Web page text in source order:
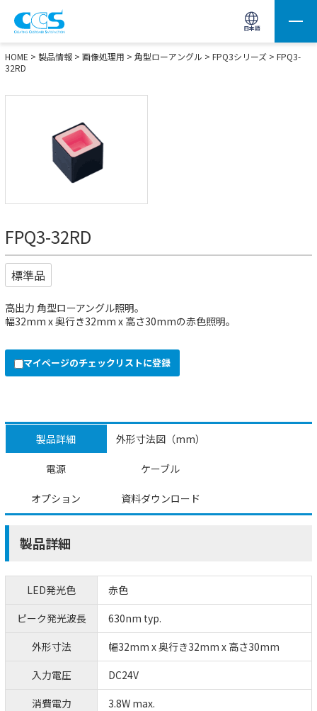
日本語
画像処理用の製品検索 サイト内検索(Enterで実行)
HOME > 製品情報 > 画像処理用 > 角型ローアングル > FPQ3シリーズ > FPQ3-
32RD
FPQ3-32RD
標準品
高出力 角型ローアングル照明。
幅32mm x 奥行き32mm x 高さ30mmの赤色照明。
マイページのチェックリストに登録
製品詳細 外形寸法図（mm）
電源 ケーブル
オプション 資料ダウンロード
製品詳細
LED発光色
赤色
ピーク発光波長
630nm typ.
外形寸法
幅32mm x 奥行き32mm x 高さ30mm
入力電圧
DC24V
消費電力
3.8W max.